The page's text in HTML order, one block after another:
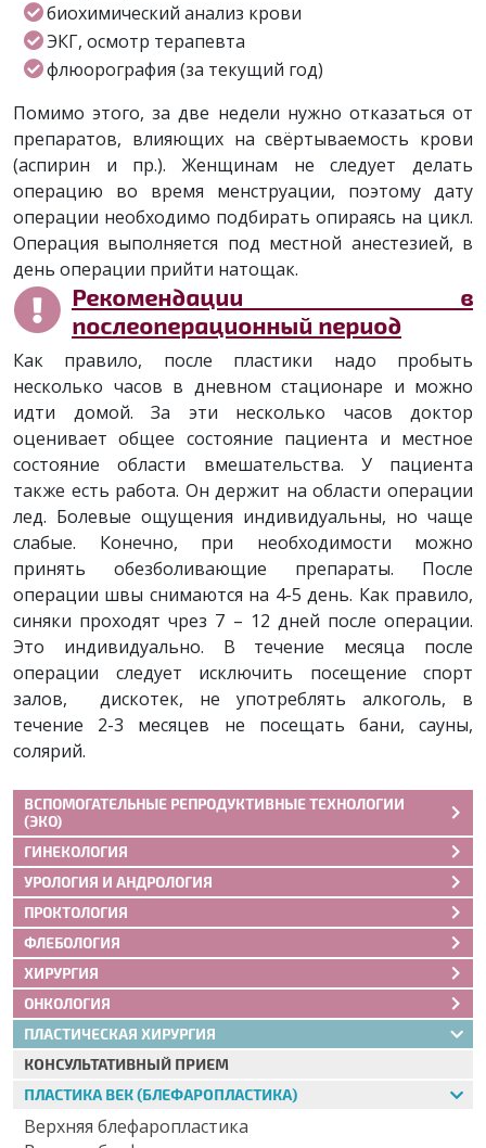
биохимический анализ крови
ЭКГ, осмотр терапевта
флюорография (за текущий год)
Помимо этого, за две недели нужно отказаться от
препаратов, влияющих на свёртываемость крови
(аспирин и пр.). Женщинам не следует делать
операцию во время менструации, поэтому дату
операции необходимо подбирать опираясь на цикл.
Операция выполняется под местной анестезией, в
день операции прийти натощак.
Рекомендации в
послеоперационный период
Как правило, после пластики надо пробыть
несколько часов в дневном стационаре и можно
идти домой. За эти несколько часов доктор
оценивает общее состояние пациента и местное
состояние области вмешательства. У пациента
также есть работа. Он держит на области операции
лед. Болевые ощущения индивидуальны, но чаще
слабые. Конечно, при необходимости можно
принять обезболивающие препараты. После
операции швы снимаются на 4-5 день. Как правило,
синяки проходят чрез 7 – 12 дней после операции.
Это индивидуально. В течение месяца после
операции следует исключить посещение спорт
залов, дискотек, не употреблять алкоголь, в
течение 2-3 месяцев не посещать бани, сауны,
солярий.
ВСПОМОГАТЕЛЬНЫЕ РЕПРОДУКТИВНЫЕ ТЕХНОЛОГИИ
(ЭКО)
ГИНЕКОЛОГИЯ
УРОЛОГИЯ И АНДРОЛОГИЯ
ПРОКТОЛОГИЯ
ФЛЕБОЛОГИЯ
ХИРУРГИЯ
ОНКОЛОГИЯ
ПЛАСТИЧЕСКАЯ ХИРУРГИЯ
КОНСУЛЬТАТИВНЫЙ ПРИЕМ
ПЛАСТИКА ВЕК (БЛЕФАРОПЛАСТИКА)
Верхняя блефаропластика